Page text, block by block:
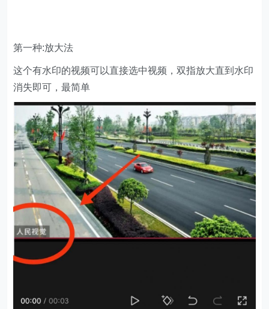
第一种:放大法
这个有水印的视频可以直接选中视频，双指放大直到水印
消失即可，最简单